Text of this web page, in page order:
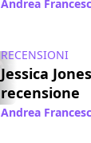
Andrea
RECENSIONI
Jessica
recensione
Andrea